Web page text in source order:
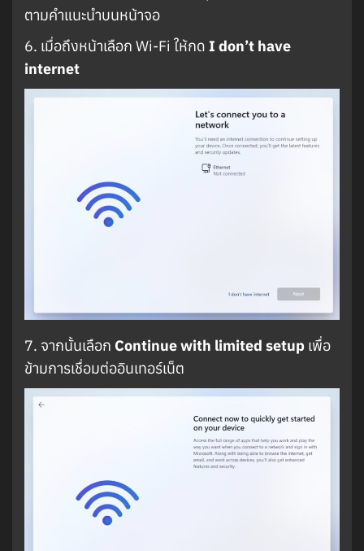
ตามคำแนะนำบนหน้าจอ
6. เมื่อถึงหน้าเลือก Wi-Fi ให้กด I don’t have
internet
7. จากนั้นเลือก Continue with limited setup เพื่อ
ข้ามการเชื่อมต่ออินเทอร์เน็ต